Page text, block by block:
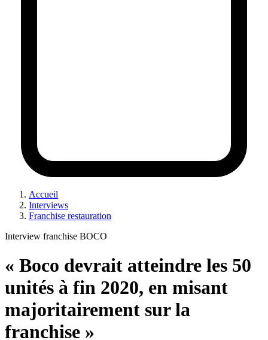
Accueil
Interviews
Franchise restauration
Interview franchise BOCO
« Boco devrait atteindre les 50
unités à fin 2020, en misant
majoritairement sur la
franchise »